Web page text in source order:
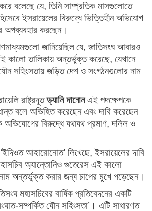
বলেছে যে, তিনি সাম্প্রতিক মাসগুলোতে
ইসরায়েলের বিরুদ্ধে ভিত্তিহীন অভিযোগ
অপব্যবহার করছেন।
জানিয়েছিল যে, জাতিসংঘ আবারও
কালো তালিকায় অন্তর্ভুক্ত করেছে, যেখানে
সহিংসতায় জড়িত দেশ ও সংগঠনগুলোর নাম
রাষ্ট্রদূতড্যানি দানোনএই পদক্ষেপকে
বলে অভিহিত করেছেন এবং দাবি করেছেন
অভিযোগের বিরুদ্ধে যথাযথ প্রমাণ, দলিল ও
আহারোনোত’ লিখেছে, ইসরায়েলের দাবি
অ্যান্তোনিও গুতেরেস এই কালো
অন্তর্ভুক্ত করার জন্য চাপের মুখে পড়েছেন।
মহাসচিবের বার্ষিক প্রতিবেদনের একটি
সম্পর্কিত যৌন সহিংসতা’। এটি সাধারণত